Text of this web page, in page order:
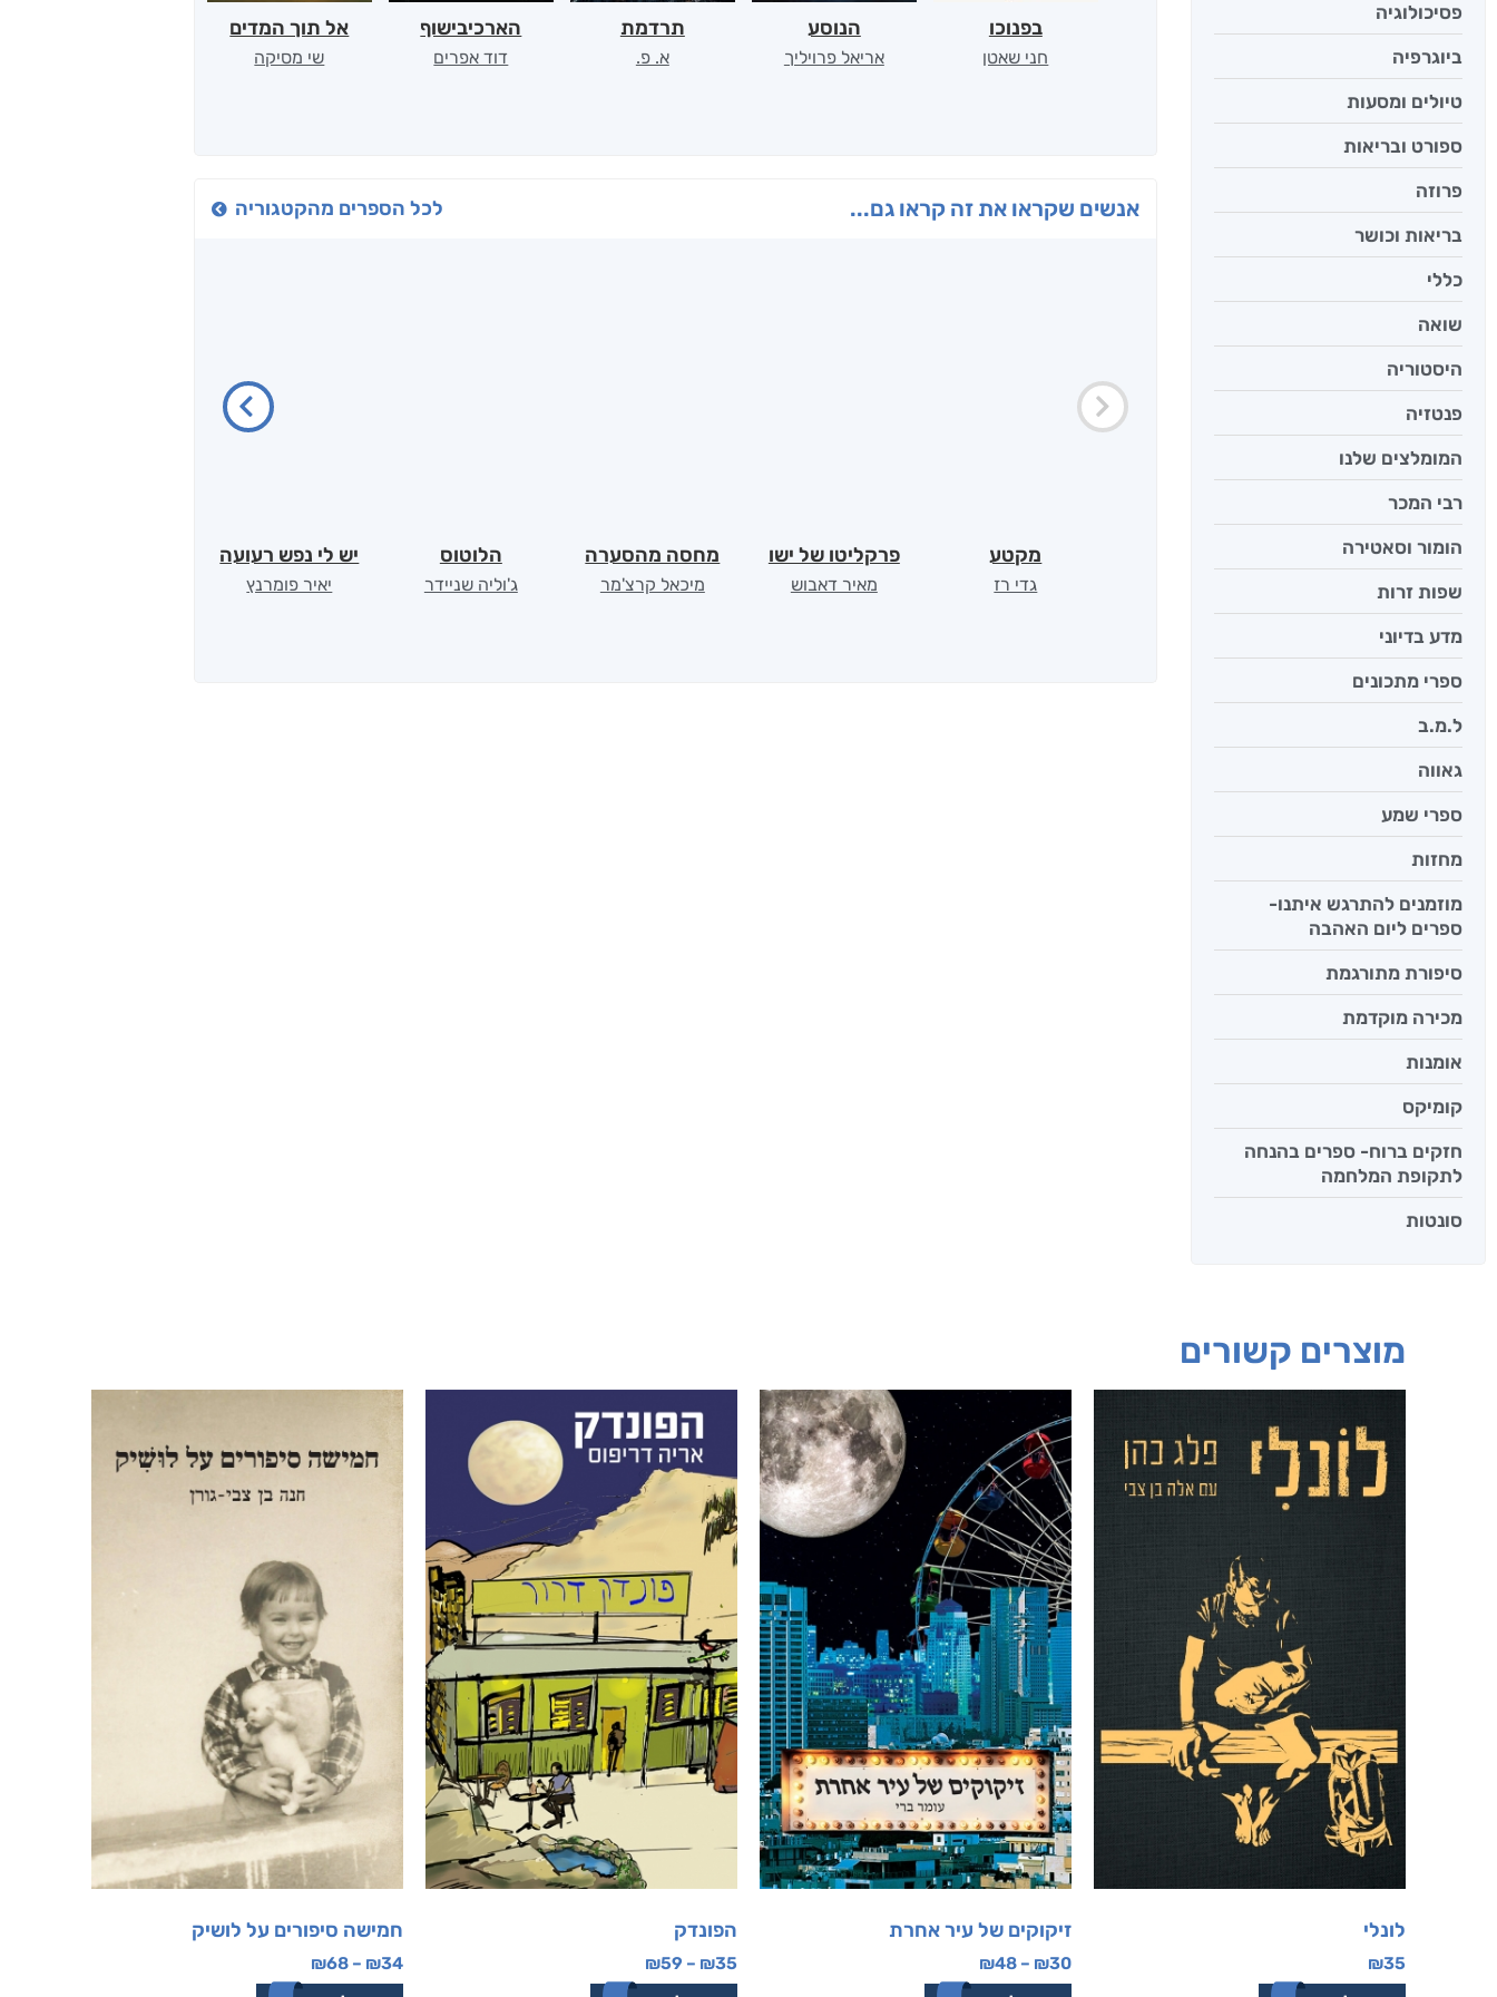
פסיכולוגיה
ביוגרפיה
טיולים ומסעות
ספורט ובריאות
פרוזה
בריאות וכושר
כללי
שואה
היסטוריה
פנטזיה
המומלצים שלנו
רבי המכר
הומור וסאטירה
שפות זרות
מדע בדיוני
ספרי מתכונים
ל.מ.ב
גאווה
ספרי שמע
מחזות
מוזמנים להתרגש איתנו-
ספרים ליום האהבה
סיפורת מתורגמת
מכירה מוקדמת
אומנות
קומיקס
חזקים ברוח- ספרים בהנחה
לתקופת המלחמה
סונטות
בפנוכו
חני שאטן
הנוסע
אריאל פרויליך
תרדמת
א. פ.
הארכיבישוף
דוד אפרים
אל תוך המדים
שי מסיקה
אנשים שקראו את זה קראו גם... לכל הספרים מהקטגוריה
מקטע
גדי רז
פרקליטו של ישו
מאיר דאבוש
מחסה מהסערה
מיכאל קרצ'מר
הלוטוס
ג'וליה שניידר
יש לי נפש רעועה
יאיר פומרנץ
מוצרים קשורים
לונלי
₪35
זיקוקים של עיר אחרת
₪30
–
₪48
הפונדק
₪35
–
₪59
חמישה סיפורים על לושיק
₪34
–
₪68